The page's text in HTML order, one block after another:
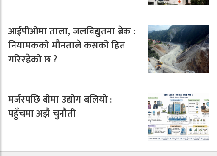
आईपीओमा ताला, जलविद्युतमा ब्रेक :
नियामकको मौनताले कसको हित
गरिरहेको छ ?
मर्जरपछि बीमा उद्योग बलियो :
पहुँचमा अझै चुनौती